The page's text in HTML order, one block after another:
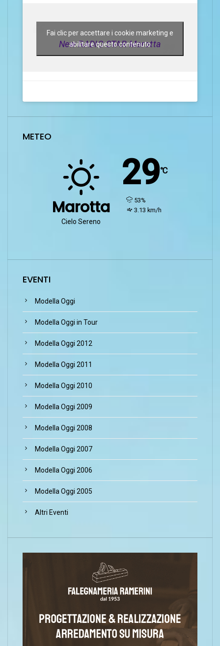
New RADIO STAR Marotta
Fai clic per accettare i cookie marketing e
abilitare questo contenuto
METEO
Marotta
Cielo Sereno
29℃
humidity:
53%
wind:
3.13 km/h
EVENTI
Modella Oggi
Modella Oggi in Tour
Modella Oggi 2012
Modella Oggi 2011
Modella Oggi 2010
Modella Oggi 2009
Modella Oggi 2008
Modella Oggi 2007
Modella Oggi 2006
Modella Oggi 2005
Altri Eventi